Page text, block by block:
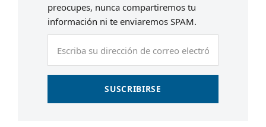
preocupes, nunca compartiremos tu
información ni te enviaremos SPAM.
SUSCRIBIRSE